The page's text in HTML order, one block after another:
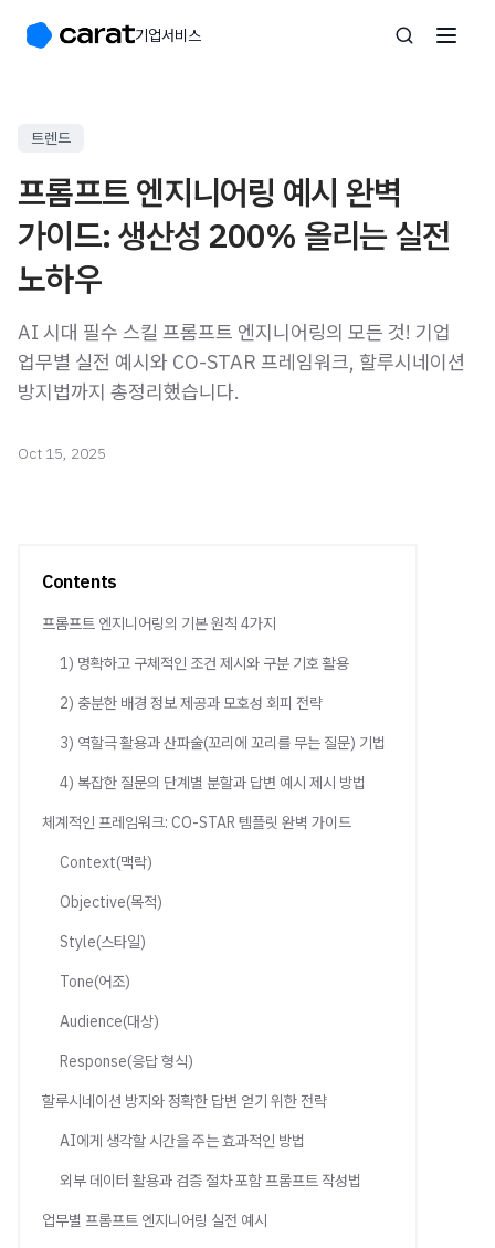
기업서비스
트렌드
프롬프트 엔지니어링 예시 완벽
가이드: 생산성 200% 올리는 실전
노하우
AI 시대 필수 스킬 프롬프트 엔지니어링의 모든 것! 기업
업무별 실전 예시와 CO-STAR 프레임워크, 할루시네이션
방지법까지 총정리했습니다.
Oct 15, 2025
Contents
프롬프트 엔지니어링의 기본 원칙 4가지
1) 명확하고 구체적인 조건 제시와 구분 기호 활용
2) 충분한 배경 정보 제공과 모호성 회피 전략
3) 역할극 활용과 산파술(꼬리에 꼬리를 무는 질문) 기법
4) 복잡한 질문의 단계별 분할과 답변 예시 제시 방법
체계적인 프레임워크: CO-STAR 템플릿 완벽 가이드
Context(맥락)
Objective(목적)
Style(스타일)
Tone(어조)
Audience(대상)
Response(응답 형식)
할루시네이션 방지와 정확한 답변 얻기 위한 전략
AI에게 생각할 시간을 주는 효과적인 방법
외부 데이터 활용과 검증 절차 포함 프롬프트 작성법
업무별 프롬프트 엔지니어링 실전 예시